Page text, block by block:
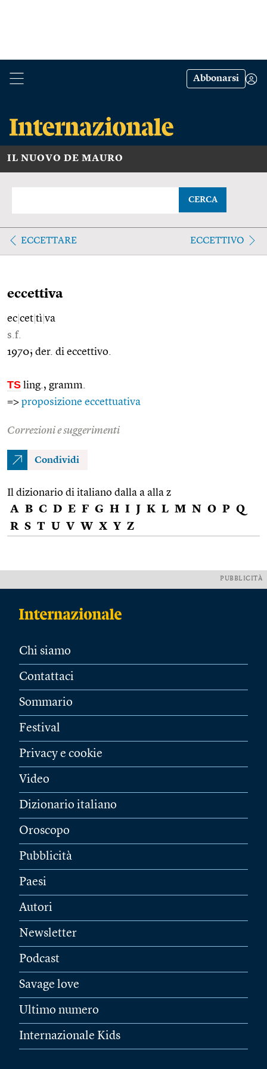
Abbonarsi
IL NUOVO DE MAURO
CERCA
ECCETTARE ECCETTIVO
eccettiva
ec cet tì va
s.f.
1970; der. di eccettivo.
TS ling., gramm.
=> proposizione eccettuativa
Correzioni e suggerimenti
Condividi
Il dizionario di italiano dalla a alla z
A B C D E F G H I J K L M N O P Q
R S T U V W X Y Z
PUBBLICITÀ
Chi siamo
Contattaci
Sommario
Festival
Privacy e cookie
Video
Dizionario italiano
Oroscopo
Pubblicità
Paesi
Autori
Newsletter
Podcast
Savage love
Ultimo numero
Internazionale Kids